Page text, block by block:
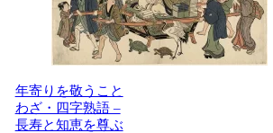
年寄りを敬うこと
わざ・四字熟語 –
長寿と知恵を尊ぶ